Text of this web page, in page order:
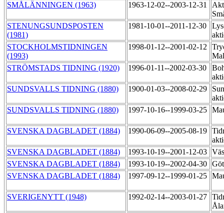
SMÅLÄNNINGEN (1963)
1963-12-02--2003-12-31
STENUNGSUNDSPOSTEN
(1981)
1981-10-01--2011-12-30
STOCKHOLMSTIDNINGEN
(1993)
1998-01-12--2001-02-12
STRÖMSTADS TIDNING (1920)
1996-01-11--2002-03-30
SUNDSVALLS TIDNING (1880)
1900-01-03--2008-02-29
SUNDSVALLS TIDNING (1880)
1997-10-16--1999-03-25
SVENSKA DAGBLADET (1884) 1990-06-09--2005-08-19
SVENSKA DAGBLADET (1884)
1993-10-19--2001-12-03
SVENSKA DAGBLADET (1884)
1993-10-19--2002-04-30
SVENSKA DAGBLADET (1884)
1997-09-12--1999-01-25
SVERIGENYTT (1948) 1992-02-14--2003-01-27